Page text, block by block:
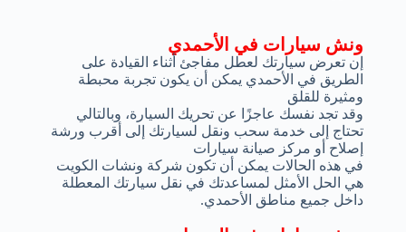
ونش سيارات في الأحمدي
إن تعرض سيارتك لعطل مفاجئ أثناء القيادة على
الطريق في الأحمدي يمكن أن يكون تجربة محبطة
ومثيرة للقلق
وقد تجد نفسك عاجزًا عن تحريك السيارة، وبالتالي
تحتاج إلى خدمة سحب ونقل لسيارتك إلى أقرب ورشة
إصلاح أو مركز صيانة سيارات
في هذه الحالات يمكن أن تكون شركة ونشات الكويت
هي الحل الأمثل لمساعدتك في نقل سيارتك المعطلة
داخل جميع مناطق الأحمدي.